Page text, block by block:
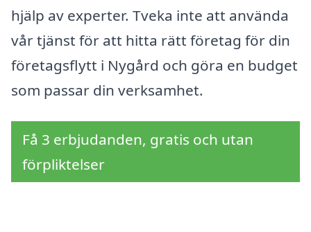
hjälp av experter. Tveka inte att använda
vår tjänst för att hitta rätt företag för din
företagsflytt i Nygård och göra en budget
som passar din verksamhet.
Få 3 erbjudanden, gratis och utan
förpliktelser